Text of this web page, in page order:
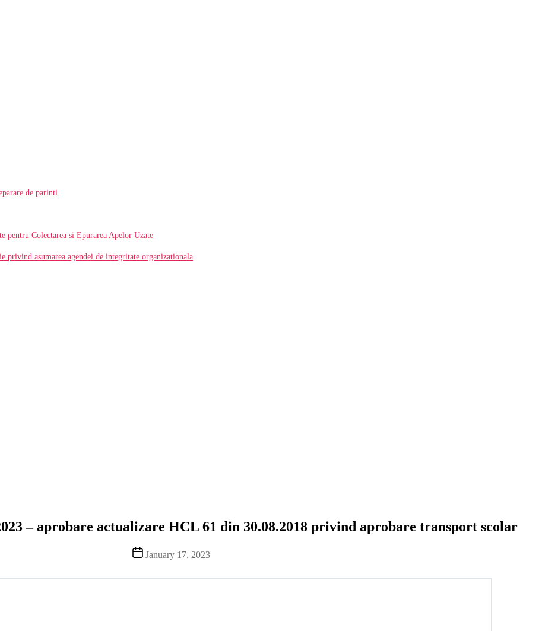
de parinti
pentru Colectarea si Epurarea Apelor Uzate
privind asumarea agendei de integritate organizationala
– aprobare actualizare HCL 61 din 30.08.2018 privind aprobare transport scolar
Post
date
January 17, 2023